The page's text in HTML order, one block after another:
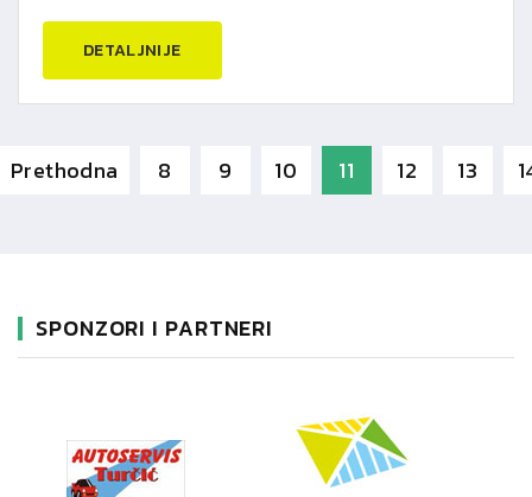
DETALJNIJE
Prethodna 8 9 10 11 12 13
SPONZORI I PARTNERI